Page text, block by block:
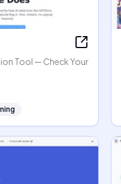
Tool — Check Your